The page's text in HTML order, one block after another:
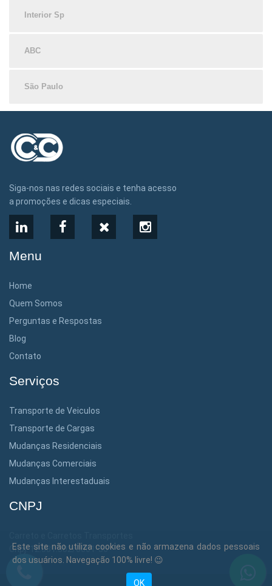
Interior Sp
ABC
São Paulo
Siga-nos nas redes sociais e tenha acesso
a promoções e dicas especiais.
LinkedInFacebook Instagram
Menu
Home
Quem Somos
Perguntas e Respostas
Blog
Contato
Serviços
Transporte de Veiculos
Transporte de Cargas
Mudanças Residenciais
Mudanças Comerciais
Mudanças Interestaduais
CNPJ
Cnpj: 12.381.302/0001-36
Este site não utiliza cookies e não armazena dados pessoais
dos usuários. Navegação 100% livre! 😉
OK